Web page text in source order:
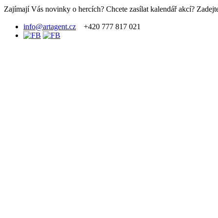
Zajímají Vás novinky o hercích? Chcete zasílat kalendář akcí?
info@artagent.cz +420 777 817 021